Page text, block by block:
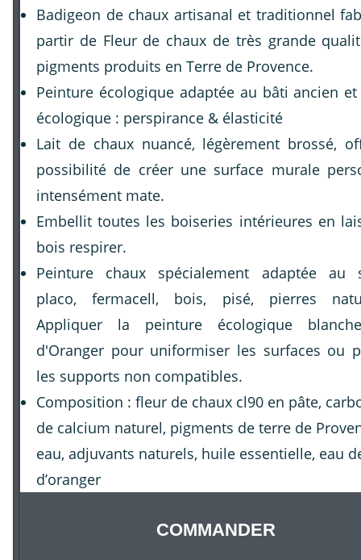
Badigeon de chaux artisanal et traditionnel
partir de Fleur de chaux de très grande
pigments produits en Terre de Provence.
Peinture écologique adaptée au bâti ancien
écologique : perspirance & élasticité
Lait de chaux nuancé, légèrement brossé,
possibilité de créer une surface murale
intensément mate.
Embellit toutes les boiseries intérieures en
bois respirer.
Peinture chaux spécialement adaptée au
placo, fermacell, bois, pisé, pierres
Appliquer la peinture écologique
d'Oranger pour uniformiser les surfaces ou
les supports non compatibles.
Composition : fleur de chaux cl90 en pâte,
de calcium naturel, pigments de terre de
eau, adjuvants naturels, huile essentielle, eau
d’oranger
COMMANDER